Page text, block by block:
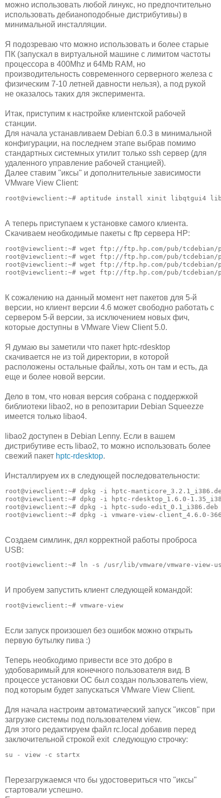
можно использовать любой линукс, но предпочтительно
использовать дебианоподобные дистрибутивы) в
минимальной инсталляции.
Я подозреваю что можно использовать и более старые
ПК (запускал в виртуальной машине с лимитом частоты
процессора в 400Mhz и 64Mb RAM, но
производительность современного серверного железа с
физическим 7-10 летней давности нельзя), а под рукой
не оказалось таких для эксперимента.
Итак, приступим к настройке клиентской рабочей
станции.
Для начала устанавливаем Debian 6.0.3 в минимальной
конфигурации, на последнем этапе выбрав помимо
стандартных системных утилит только ssh сервер (для
удаленного управление рабочей станцией).
Далее ставим "иксы" и дополнительные зависимости
VMware View Client:
root@viewclient:~# aptitude install xinit libqtgui4
А теперь приступаем к установке самого клиента.
Скачиваем необходимые пакеты с ftp сервера HP:
root@viewclient:~# wget ftp://ftp.hp.com/pub/
root@viewclient:~# wget ftp://ftp.hp.com/pub/
root@viewclient:~# wget ftp://ftp.hp.com/pub/
root@viewclient:~# wget ftp://ftp.hp.com/pub/tcdebian/
К сожалению на данный момент нет пакетов для 5-й
версии, но клиент версии 4.6 может свободно работать с
сервером 5-й версии, за исключением новых фич,
которые доступны в VMware View Client 5.0.
Я думаю вы заметили что пакет hptc-rdesktop
скачивается не из той директории, в которой
расположены остальные файлы, хоть он там и есть, да
еще и более новой версии.
Дело в том, что новая версия собрана с поддержкой
библиотеки libao2, но в репозитарии Debian Squeezze
имеется только libao4.
libao2 доступен в Debian Lenny. Если в вашем
дистрибутиве есть libao2, то можно использовать более
свежий пакет hptc-rdesktop.
Инсталлируем их в следующей последовательности:
root@viewclient:~# dpkg -i hptc-
root@viewclient:~# dpkg -i hptc-rdesktop_1.6.0-
root@viewclient:~# dpkg -i hptc-sudo-edit_0.1_i386.deb
root@viewclient:~# dpkg -i vmware-view-client_4.6.0-
Создаем симлинк, дял корректной работы проброса
USB:
root@viewclient:~# ln -s /usr/lib/vmware/vmware-view-
И пробуем запустить клиент следующей командой:
root@viewclient:~# vmware-view
Если запуск произошел без ошибок можно открыть
первую бутылку пива :)
Теперь необходимо привести все это добро в
удобоваримый для конечного пользователя вид. В
процессе установки ОС был создан пользователь view,
под которым будет запускаться VMware View Client.
Для начала настроим автоматический запуск "иксов" при
загрузке системы под пользователем view.
Для этого редактируем файл rc.local добавив перед
заключительной строкой exit следующую строчку:
su - view -c startx
Перезагружаемся что бы удостовериться что "иксы"
стартовали успешно.